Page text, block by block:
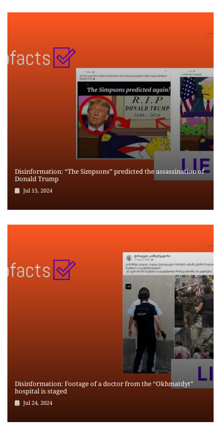
Disinformation: “The Simpsons” predicted the assassination of
Donald Trump
Jul 15, 2024
Disinformation: Footage of a doctor from the “Okhmatdyt”
hospital is staged
Jul 24, 2024